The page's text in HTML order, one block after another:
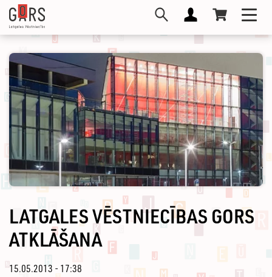
Pārlekt
galveno
saturu
LATGALES VĒSTNIECĪBAS GORS
ATKLĀŠANA
15.05.2013 - 17:38